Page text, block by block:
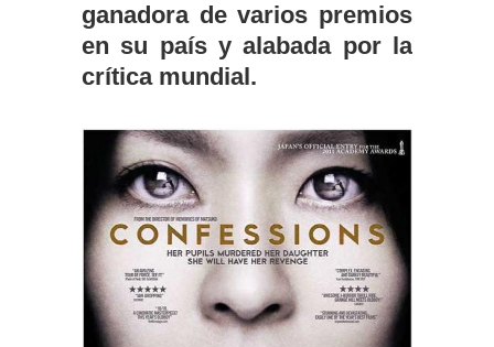
ganadora de varios premios
en su país y alabada por la
crítica mundial.